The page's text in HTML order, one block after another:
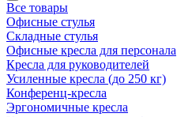
Все товары
Офисные стулья
Складные стулья
Офисные кресла для персонала
Кресла для руководителей
Усиленные кресла (до 250 кг)
Конференц-кресла
Эргономичные кресла